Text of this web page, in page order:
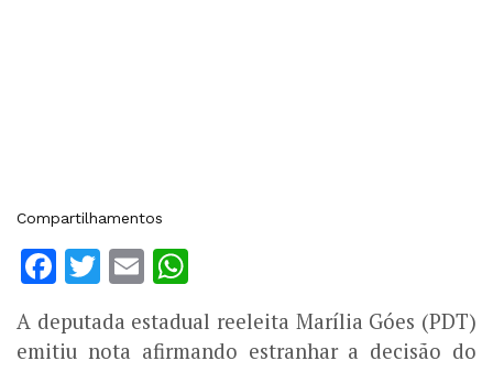
Compartilhamentos
Facebook
Twitter
Email
A deputada estadual reeleita Marília Góes (PDT)
emitiu nota afirmando estranhar a decisão do